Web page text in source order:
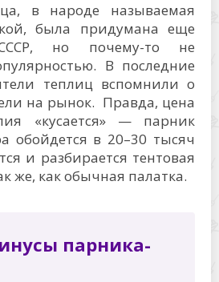
в народе называемая
была придумана еще
но почему-то не
В последние
теплиц вспомнили о
на рынок. Правда, цена
«кусается» — парник
обойдется в 20–30 тысяч
и разбирается тентовая
же, как обычная палатка.
парника-